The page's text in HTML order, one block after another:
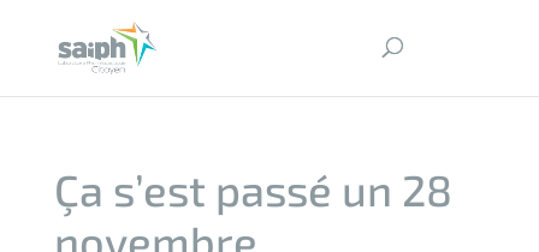
Ça s’est passé un 28
novembre